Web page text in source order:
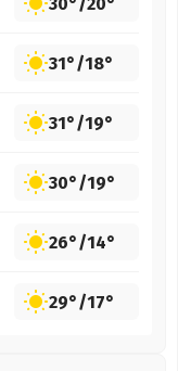
31°/18°
31°/19°
30°/19°
26°/14°
29°/17°